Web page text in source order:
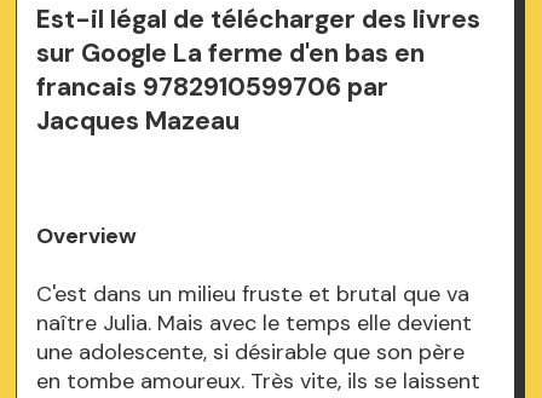
Est-il légal de télécharger des livres
sur Google La ferme d'en bas en
francais 9782910599706 par
Jacques Mazeau
Overview
C'est dans un milieu fruste et brutal que va
naître Julia. Mais avec le temps elle devient
une adolescente, si désirable que son père
en tombe amoureux. Très vite, ils se laissent